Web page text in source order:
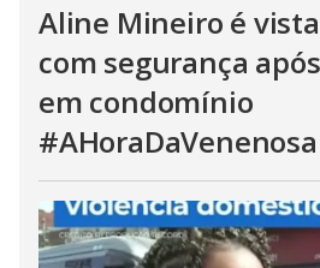
Aline Mineiro é
com segurança
em condomínio